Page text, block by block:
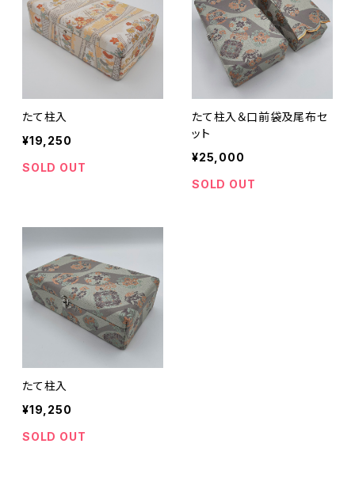
たて柱入
¥19,250
SOLD OUT
たて柱入＆口前袋及尾布セ
ット
¥25,000
SOLD OUT
たて柱入
¥19,250
SOLD OUT